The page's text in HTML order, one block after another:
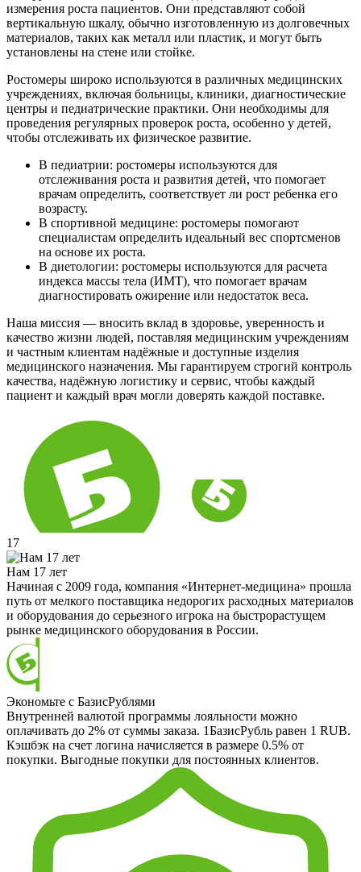
измерения роста пациентов. Они представляют собой
вертикальную шкалу, обычно изготовленную из долговечных
материалов, таких как металл или пластик, и могут быть
установлены на стене или стойке.
Ростомеры широко используются в различных медицинских
учреждениях, включая больницы, клиники, диагностические
центры и педиатрические практики. Они необходимы для
проведения регулярных проверок роста, особенно у детей,
чтобы отслеживать их физическое развитие.
В педиатрии: ростомеры используются для
отслеживания роста и развития детей, что помогает
врачам определить, соответствует ли рост ребенка его
возрасту.
В спортивной медицине: ростомеры помогают
специалистам определить идеальный вес спортсменов
на основе их роста.
В диетологии: ростомеры используются для расчета
индекса массы тела (ИМТ), что помогает врачам
диагностировать ожирение или недостаток веса.
Наша миссия — вносить вклад в здоровье, уверенность и
качество жизни людей, поставляя медицинским учреждениям
и частным клиентам надёжные и доступные изделия
медицинского назначения. Мы гарантируем строгий контроль
качества, надёжную логистику и сервис, чтобы каждый
пациент и каждый врач могли доверять каждой поставке.
17
Нам 17 лет
Начиная с 2009 года, компания «Интернет-медицина» прошла
путь от мелкого поставщика недорогих расходных материалов
и оборудования до серьезного игрока на быстрорастущем
рынке медицинского оборудования в России.
Экономьте с БазисРублями
Внутренней валютой программы лояльности можно
оплачивать до 2% от суммы заказа. 1БазисРубль равен 1 RUB.
Кэшбэк на счет логина начисляется в размере 0.5% от
покупки. Выгодные покупки для постоянных клиентов.